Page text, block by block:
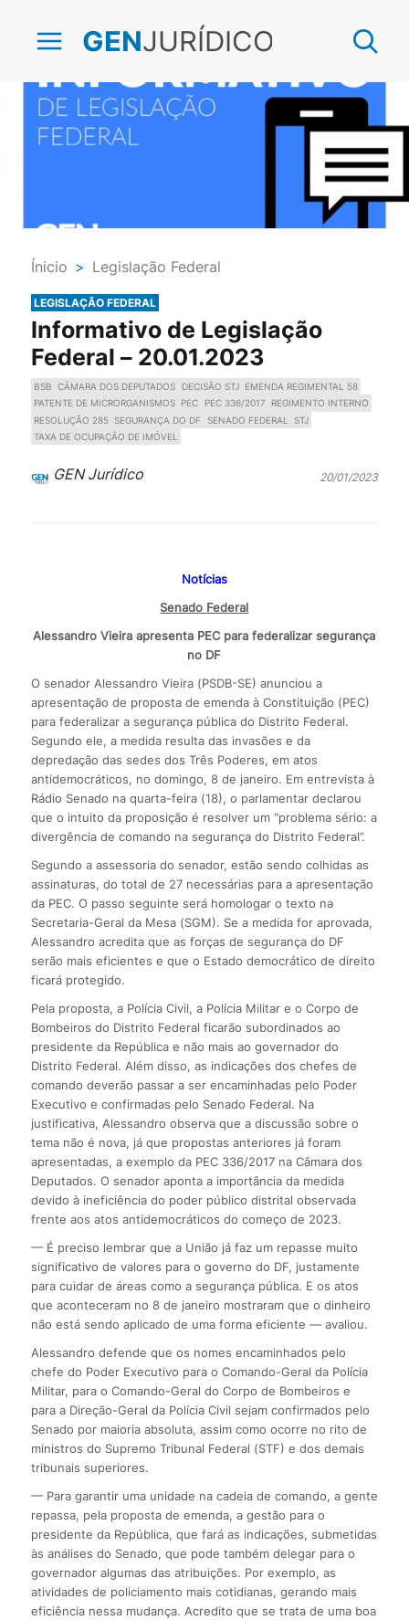
GENJURÍDICO
Ínicio > Legislação Federal
LEGISLAÇÃO FEDERAL
Informativo de Legislação
Federal – 20.01.2023
BSB CÂMARA DOS DEPUTADOS DECISÃO STJ
EMENDA REGIMENTAL 58
PATENTE DE MICRORGANISMOS
PEC PEC 336/2017
REGIMENTO INTERNO
RESOLUÇÃO 285 SEGURANÇA DO DF SENADO FEDERAL
STJ
TAXA DE OCUPAÇÃO DE IMÓVEL
GEN Jurídico 20/01/2023
Notícias
Senado Federal
Alessandro Vieira apresenta PEC para federalizar segurança
no DF
O senador Alessandro Vieira (PSDB-SE) anunciou a
apresentação de proposta de emenda à Constituição (PEC)
para federalizar a segurança pública do Distrito Federal.
Segundo ele, a medida resulta das invasões e da
depredação das sedes dos Três Poderes, em atos
antidemocráticos, no domingo, 8 de janeiro. Em entrevista à
Rádio Senado na quarta-feira (18), o parlamentar declarou
que o intuito da proposição é resolver um “problema sério: a
divergência de comando na segurança do Distrito Federal”.
Segundo a assessoria do senador, estão sendo colhidas as
assinaturas, do total de 27 necessárias para a apresentação
da PEC. O passo seguinte será homologar o texto na
Secretaria-Geral da Mesa (SGM). Se a medida for aprovada,
Alessandro acredita que as forças de segurança do DF
serão mais eficientes e que o Estado democrático de direito
ficará protegido.
Pela proposta, a Polícia Civil, a Polícia Militar e o Corpo de
Bombeiros do Distrito Federal ficarão subordinados ao
presidente da República e não mais ao governador do
Distrito Federal. Além disso, as indicações dos chefes de
comando deverão passar a ser encaminhadas pelo Poder
Executivo e confirmadas pelo Senado Federal. Na
justificativa, Alessandro observa que a discussão sobre o
tema não é nova, já que propostas anteriores já foram
apresentadas, a exemplo da PEC 336/2017 na Câmara dos
Deputados. O senador aponta a importância da medida
devido à ineficiência do poder público distrital observada
frente aos atos antidemocráticos do começo de 2023.
— É preciso lembrar que a União já faz um repasse muito
significativo de valores para o governo do DF, justamente
para cuidar de áreas como a segurança pública. E os atos
que aconteceram no 8 de janeiro mostraram que o dinheiro
não está sendo aplicado de uma forma eficiente — avaliou.
Alessandro defende que os nomes encaminhados pelo
chefe do Poder Executivo para o Comando-Geral da Polícia
Militar, para o Comando-Geral do Corpo de Bombeiros e
para a Direção-Geral da Polícia Civil sejam confirmados pelo
Senado por maioria absoluta, assim como ocorre no rito de
ministros do Supremo Tribunal Federal (STF) e dos demais
tribunais superiores.
— Para garantir uma unidade na cadeia de comando, a gente
repassa, pela proposta de emenda, a gestão para o
presidente da República, que fará as indicações, submetidas
às análises do Senado, que pode também delegar para o
governador algumas das atribuições. Por exemplo, as
atividades de policiamento mais cotidianas, gerando mais
eficiência nessa mudança. Acredito que se trata de uma boa